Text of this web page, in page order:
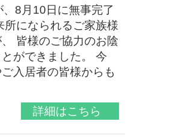
8月10日に無事完了
になられるご家族様
皆様のご協力のお陰
ができました。 今
入居者の皆様からも
詳細はこちら